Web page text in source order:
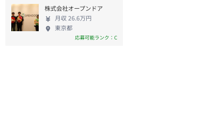
株式会社オープンドア
月収 26.6万円
東京都
応募可能ランク：C